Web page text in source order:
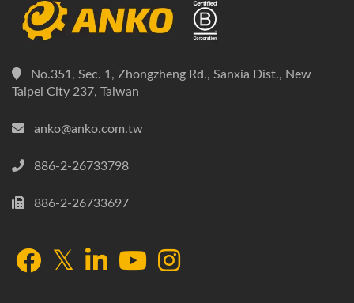
No.351, Sec. 1, Zhongzheng Rd., Sanxia Dist., New
Taipei City 237, Taiwan
anko@anko.com.tw
886-2-26733798
886-2-26733697